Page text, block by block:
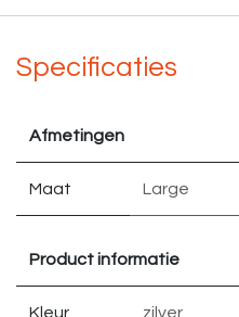
Specificaties
Afmetingen
Maat Large
Product informatie
Kleur zilver